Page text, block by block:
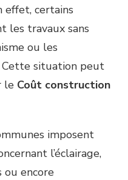
effet, certains
les travaux sans
ou les
Cette situation peut
le Coût construction
imposent
l’éclairage,
encore